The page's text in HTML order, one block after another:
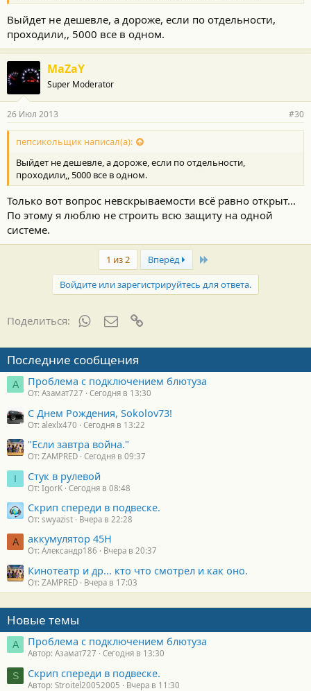
Выйдет не дешевле, а дороже, если по отдельности,
проходили,, 5000 все в одном.
MaZaY
Super Moderator
26 Июл 2013 #30
пепсикольщик написал(а):
Выйдет не дешевле, а дороже, если по отдельности,
проходили,, 5000 все в одном.
Только вот вопрос невскрываемости всё равно открыт...
По этому я люблю не строить всю защиту на одной
системе.
1 из 2 Вперёд Last
Войдите или зарегистрируйтесь для ответа.
Поделиться: WhatsAppЭлектронная почта
Последние сообщения
А Проблема с подключением блютуза
От: Азамат727 Сегодня в 13:30
С Днем Рождения, Sokolov73!
От: alexlx470 Сегодня в 13:22
"Если завтра война."
От: ZAMPRED Сегодня в 09:37
I Стук в рулевой
От: IgorK Сегодня в 08:48
Скрип спереди в подвеске.
От: swyazist Вчера в 22:28
А аккумулятор 45H
От: Александр186 Вчера в 20:37
Кинотеатр и др... кто что смотрел и как оно.
От: ZAMPRED Вчера в 17:03
Новые темы
А Проблема с подключением блютуза
Автор: Азамат727 Сегодня в 13:30
S Скрип спереди в подвеске.
Автор: Stroitel20052005 Вчера в 11:30